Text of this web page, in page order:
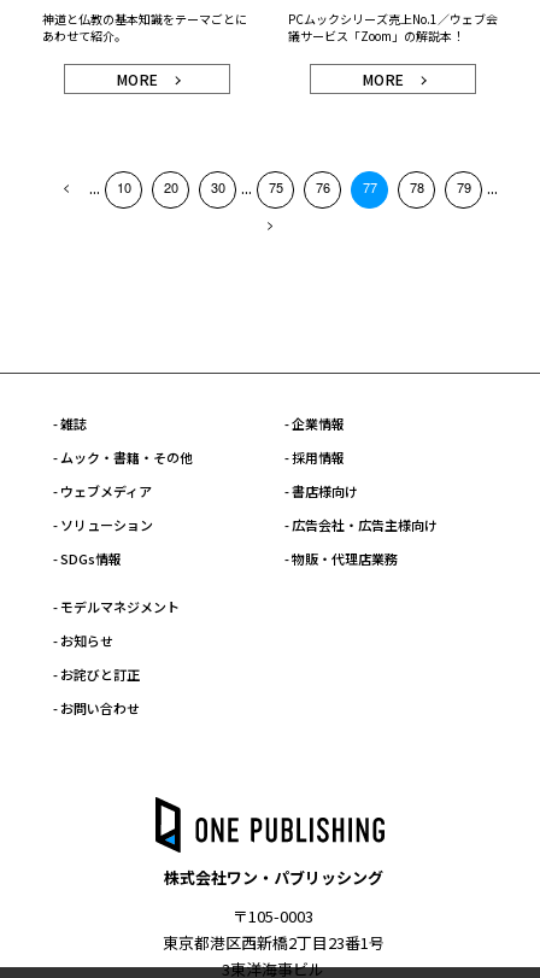
神道と仏教の基本知識をテーマごとに
あわせて紹介。
MORE
PCムックシリーズ売上No.1／ウェブ会
議サービス「Zoom」の解説本！
MORE
... 10 20 30 ... 75 76 77 78 79 ...
- 雑誌
- ムック・書籍・その他
- ウェブメディア
- ソリューション
- SDGs情報
- 企業情報
- 採用情報
- 書店様向け
- 広告会社・広告主様向け
- 物販・代理店業務
- モデルマネジメント
- お知らせ
- お詫びと訂正
- お問い合わせ
株式会社ワン・パブリッシング
〒105-0003
東京都港区西新橋2丁目23番1号
3東洋海事ビル